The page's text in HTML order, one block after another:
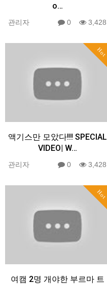
o…
관리자 0 3,428
Hot
액기스만 모았다!!! SPECIAL
VIDEO| W…
관리자 0 3,428
Hot
여캠 2명 개야한 부르마 트